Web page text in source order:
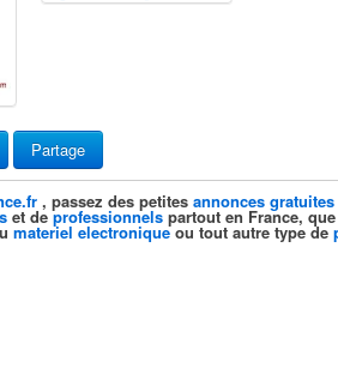
Partage
, passez des petites annonces gratuites
et deprofessionnels partout en France,
materiel electroniqueou tout autre type de